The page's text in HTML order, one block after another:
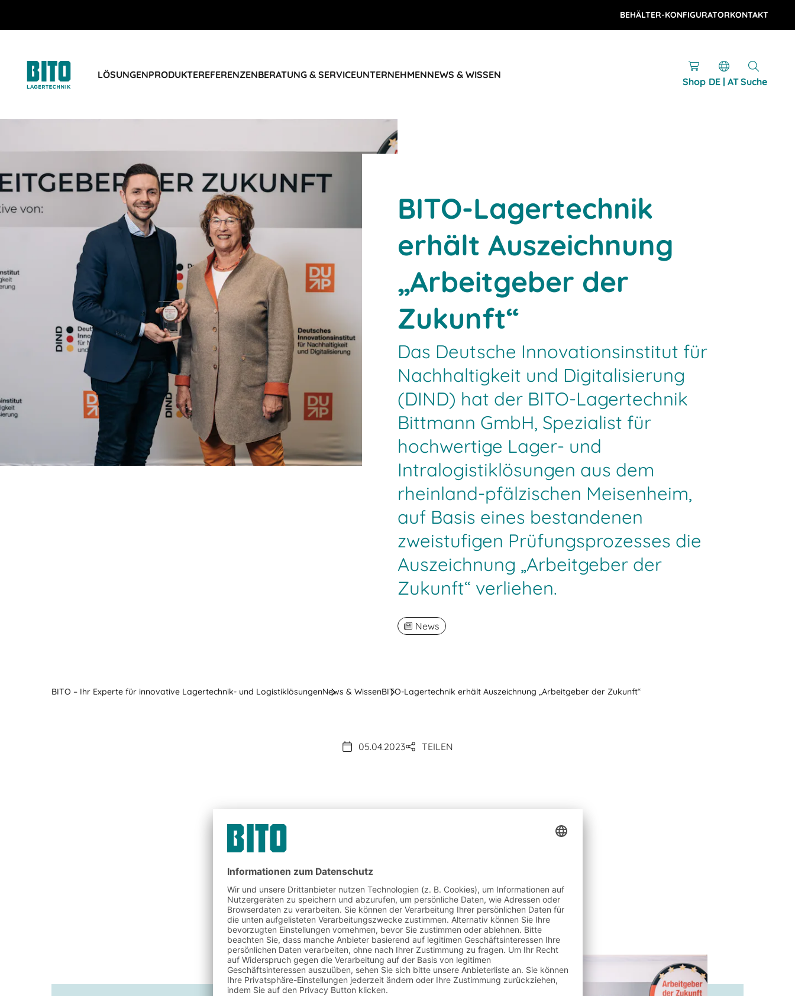
BEHÄLTER-KONFIGURATORKONTAKT
LÖSUNGENPRODUKTEREFERENZENBERATUNG & SERVICEUNTERNEHMENNEWS & WISSEN
Shop DE | ATSuche
BITO-Lagertechnik
erhält Auszeichnung
„Arbeitgeber der
Zukunft“
Das Deutsche Innovationsinstitut für
Nachhaltigkeit und Digitalisierung
(DIND) hat der BITO-Lagertechnik
Bittmann GmbH, Spezialist für
hochwertige Lager- und
Intralogistiklösungen aus dem
rheinland-pfälzischen Meisenheim,
auf Basis eines bestandenen
zweistufigen Prüfungsprozesses die
Auszeichnung „Arbeitgeber der
Zukunft“ verliehen.
News
BITO – Ihr Experte für innovative Lagertechnik- und LogistiklösungenNews & WissenBITO-Lagertechnik erhält Auszeichnung „Arbeitgeber der Zukunft“
05.04.2023 TEILEN